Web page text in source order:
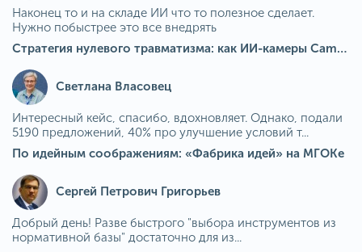
Наконец то и на складе ИИ что то полезное сделает.
Нужно побыстрее это все внедрять
Стратегия нулевого травматизма: как ИИ-камеры Camkord снижают риск наезда на пешехода при работе на погрузчике
Светлана Власовец
Интересный кейс, спасибо, вдохновляет. Однако, подали
5190 предложений, 40% про улучшение условий т...
По идейным соображениям: «Фабрика идей» на МГОКе
Сергей Петрович Григорьев
Добрый день! Разве быстрого "выбора инструментов из
нормативной базы" достаточно для из...